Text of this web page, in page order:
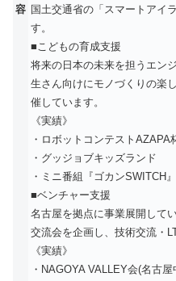
容 国土交通省の「スマートアイ
す。
■こどもの育成支援
将来の日本の未来を担うエン
生さん向けにモノづくりの楽
催しています。
《実績》
・ロボットコンテストAZAPA
・グッジョブキッズランド
・ミニ番組『ゴカンSWITCH』
■ベンチャー支援
名古屋を拠点に事業展開して
交流会を企画し、技術交流・
《実績》
・NAGOYA VALLEY会(名古